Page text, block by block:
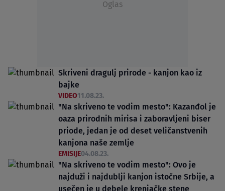
Oglas
Skriveni dragulj prirode - kanjon kao iz
bajke
VIDEO11.08.23.
"Na skriveno te vodim mesto": Kazanđol je
oaza prirodnih mirisa i zaboravljeni biser
priode, jedan je od deset veličanstvenih
kanjona naše zemlje
EMISIJE04.08.23.
"Na skriveno te vodim mesto": Ovo je
najduži i najdublji kanjon istočne Srbije, a
usečen je u debele krenjačke stene